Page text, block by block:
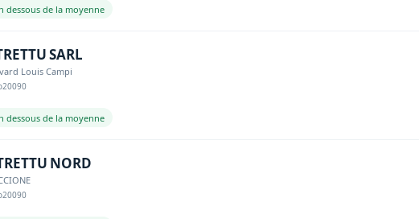
dessous de la moyenne
SARL
Louis Campi
20090
dessous de la moyenne
NORD
20090